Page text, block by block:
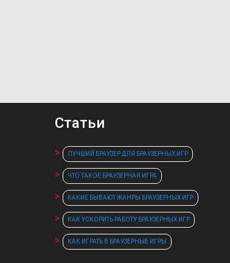
Статьи
ЛУЧШИЙ БРАУЗЕР ДЛЯ БРАУЗЕРНЫХ ИГР
ЧТО ТАКОЕ БРАУЗЕРНАЯ ИГРА
КАКИЕ БЫВАЮТ ЖАНРЫ БРАУЗЕРНЫХ ИГР
КАК УСКОРИТЬ РАБОТУ БРАУЗЕРНЫХ ИГР
КАК ИГРАТЬ В БРАУЗЕРНЫЕ ИГРЫ